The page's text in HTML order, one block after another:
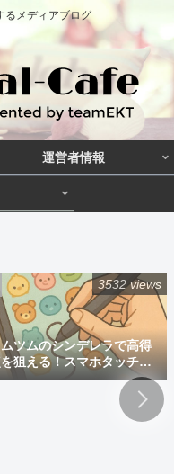
るメディアブログ
運営者情報
ツムのシンデレラで高得
狙える！スマホタッチペ
3532 views